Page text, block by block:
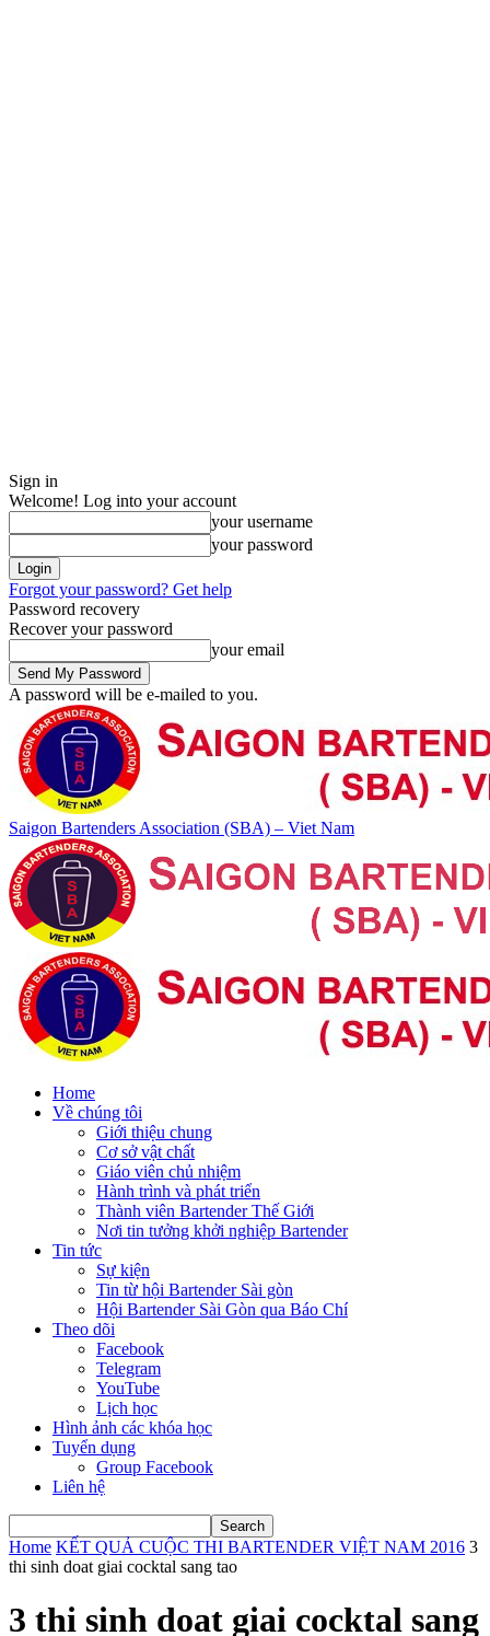
Sign in
Welcome! Log into your account
your username
your password
Forgot your password? Get help
Password recovery
Recover your password
your email
A password will be e-mailed to you.
Saigon Bartenders Association (SBA) – Viet Nam
Home
Về chúng tôi
Giới thiệu chung
Cơ sở vật chất
Giáo viên chủ nhiệm
Hành trình và phát triển
Thành viên Bartender Thế Giới
Nơi tin tưởng khởi nghiệp Bartender
Tin tức
Sự kiện
Tin từ hội Bartender Sài gòn
Hội Bartender Sài Gòn qua Báo Chí
Theo dõi
Facebook
Telegram
YouTube
Lịch học
Hình ảnh các khóa học
Tuyển dụng
Group Facebook
Liên hệ
Home KẾT QUẢ CUỘC THI BARTENDER VIỆT NAM 2016 3
thi sinh doat giai cocktal sang tao
3 thi sinh doat giai cocktal sang